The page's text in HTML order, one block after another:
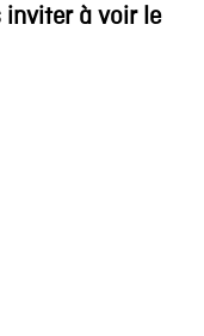
inviter à voir le